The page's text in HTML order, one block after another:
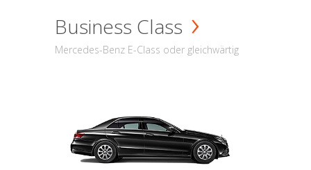
Business Class
Mercedes-Benz E-Class oder gleichwärtig